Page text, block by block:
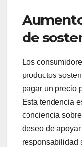
de
Los
productos
pagar un precio
Esta tendencia
conciencia
deseo de
responsabilidad